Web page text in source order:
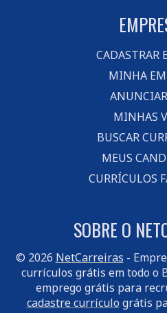
CADASTRAR
MINHA
MINHAS
BUSCAR
MEUS
CURRÍCULOS
SOBRE O
© 2026 NetCarreiras -
currículos grátis em todo o
emprego grátis para
cadastre currículo grátis